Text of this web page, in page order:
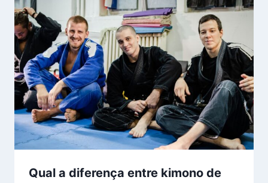
Qual a diferença entre kimono de